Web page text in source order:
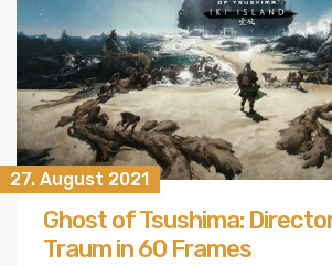
27. August 2021
Ghost of Tsushima:
Traum in 60 Frames